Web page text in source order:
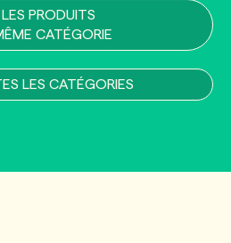
PRODUITS
CATÉGORIE
LES CATÉGORIES